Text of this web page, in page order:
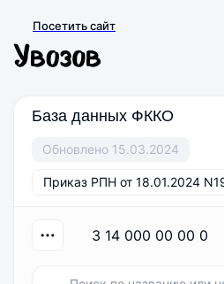
Посетить сайт
База данных ФККО
Обновлено 15.03.2024
Приказ РПН от 18.01.2024
3 14 000 00 00 0